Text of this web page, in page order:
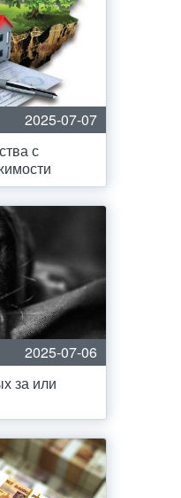
2025-07-07
с
2025-07-06
за или